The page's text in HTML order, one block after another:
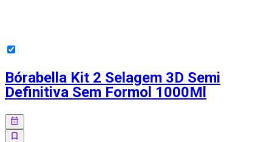
Bórabella Kit 2 Selagem 3D Semi
Definitiva Sem Formol 1000Ml